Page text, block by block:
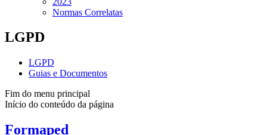
Normas Correlatas
LGPD
LGPD
Guias e Documentos
Fim do menu principal
Início do conteúdo da página
Formaped